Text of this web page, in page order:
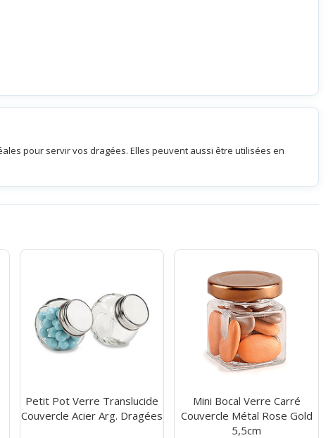
pour servir vos dragées. Elles peuvent aussi être utilisées en
Petit Pot Verre Translucide
Couvercle Acier Arg. Dragées
Mini Bocal Verre Carré
Couvercle Métal Rose Gold
5,5cm